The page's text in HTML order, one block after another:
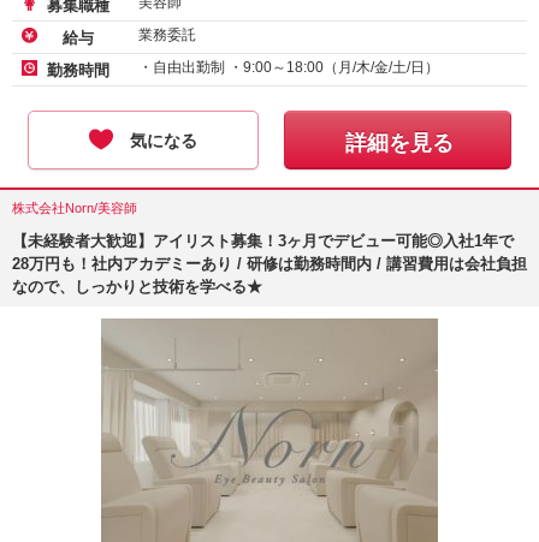
募集職種
給与 業務委託
勤務時間 ・自由出勤制 ・9:00～18:00（月/木/金/土/日）
気になる 詳細を見る
株式会社Norn/美容師
【未経験者大歓迎】アイリスト募集！3ヶ月でデビュー可能◎入社1年で
28万円も！社内アカデミーあり / 研修は勤務時間内 / 講習費用は会社負担
なので、しっかりと技術を学べる★